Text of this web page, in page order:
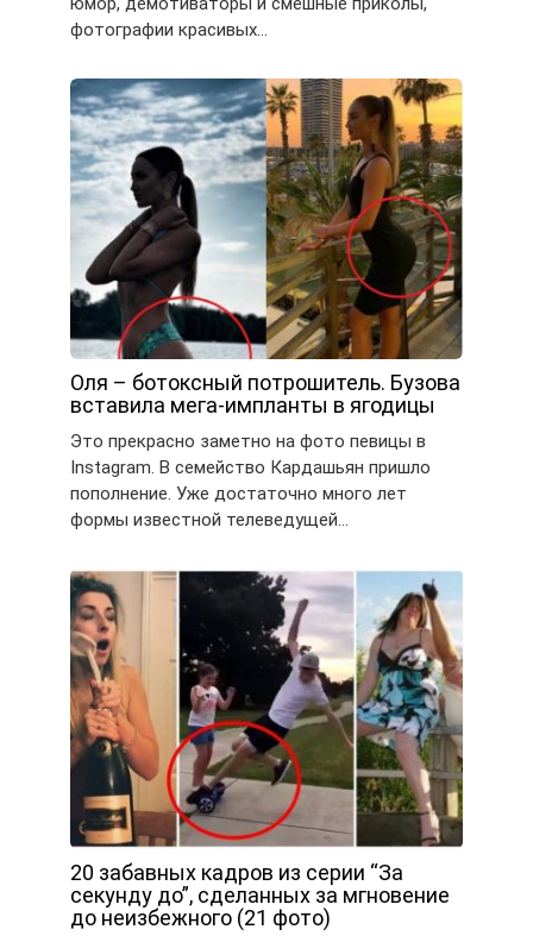
фотографии красивых…
Оля – ботоксный потрошитель. Бузова
вставила мега-импланты в ягодицы
Это прекрасно заметно на фото певицы в
Instagram. В семейство Кардашьян пришло
пополнение. Уже достаточно много лет
формы известной телеведущей…
20 забавных кадров из серии “За
секунду до”, сделанных за мгновение
до неизбежного (21 фото)